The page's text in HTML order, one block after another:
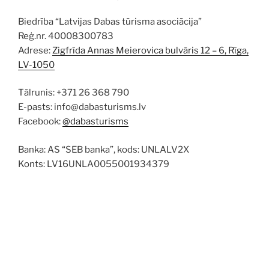
Biedrība “Latvijas Dabas tūrisma asociācija”
Reģ.nr. 40008300783
Adrese:Zigfrīda Annas Meierovica bulvāris 12 – 6, Rīga,
LV-1050
Tālrunis: +371 26 368 790
E-pasts: info@dabasturisms.lv
Facebook:@dabasturisms
Banka: AS “SEB banka”, kods: UNLALV2X
Konts: LV16UNLA0055001934379